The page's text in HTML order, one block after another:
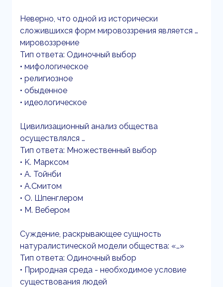
Неверно, что одной из исторически
сложившихся форм мировоззрения является …
мировоззрение
Тип ответа: Одиночный выбор
• мифологическое
• религиозное
• обыденное
• идеологическое
Цивилизационный анализ общества
осуществлялся …
Тип ответа: Множественный выбор
• K. Марксом
• А. Тойнби
• A.Смитом
• О. Шпенглером
• М. Вебером
Суждение, раскрывающее сущность
натуралистической модели общества: «…»
Тип ответа: Одиночный выбор
• Природная среда - необходимое условие
существования людей